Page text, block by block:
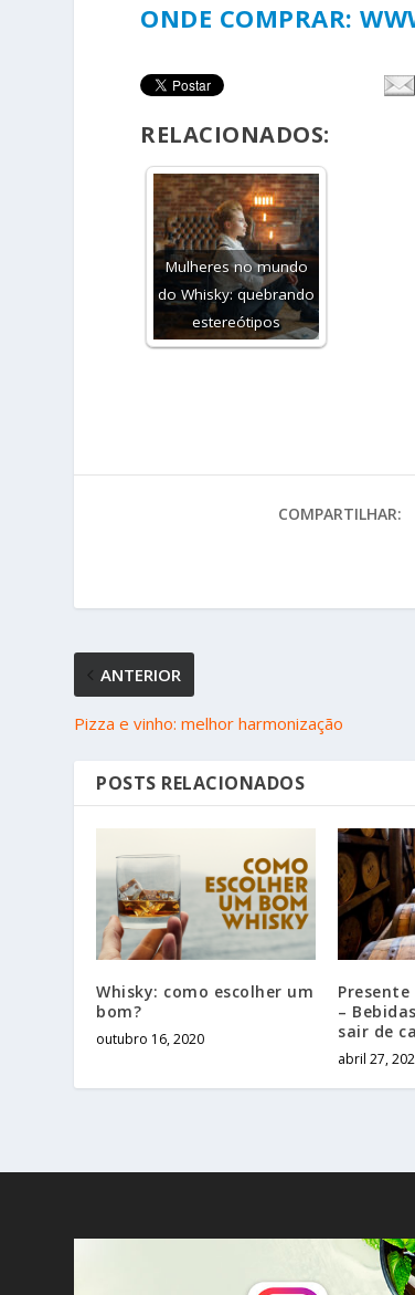
ONDE COMPRAR:
RELACIONADOS:
Mulheres no mundo
do Whisky: quebrando
estereótipos
COMPARTILHAR:
ANTERIOR
Pizza e vinho: melhor harmonização
POSTS RELACIONADOS
Whisky: como escolher um
bom?
outubro 16, 2020
–
sair de
abril 27,